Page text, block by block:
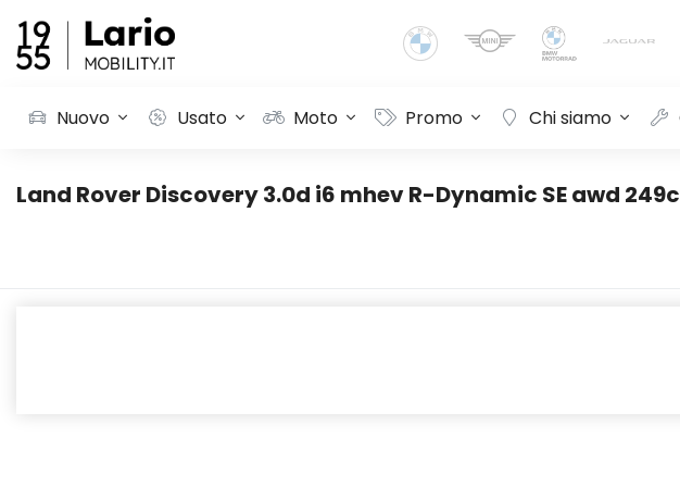
Nuovo Usato Moto Promo Chi siamo
Land Rover Discovery 3.0d i6 mhev R-Dynamic SE awd